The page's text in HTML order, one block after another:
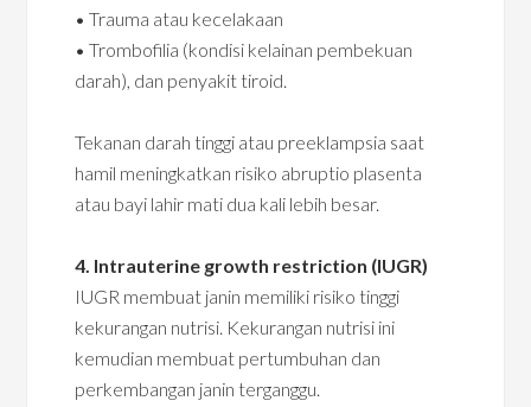
• Trauma atau kecelakaan
• Trombofilia (kondisi kelainan pembekuan
darah), dan penyakit tiroid.
Tekanan darah tinggi atau preeklampsia saat
hamil meningkatkan risiko abruptio plasenta
atau bayi lahir mati dua kali lebih besar.
4. Intrauterine growth restriction (IUGR)
IUGR membuat janin memiliki risiko tinggi
kekurangan nutrisi. Kekurangan nutrisi ini
kemudian membuat pertumbuhan dan
perkembangan janin terganggu.